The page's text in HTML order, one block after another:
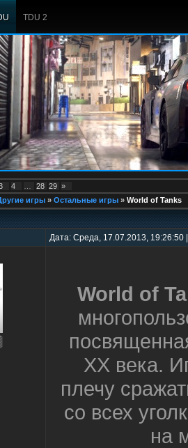
TDU 2
4 28 29 »
игры » Остальные игры » World of Tanks
Дата: Среда, 17.07.2013,
World of
XX века.
плечу
со всех
на